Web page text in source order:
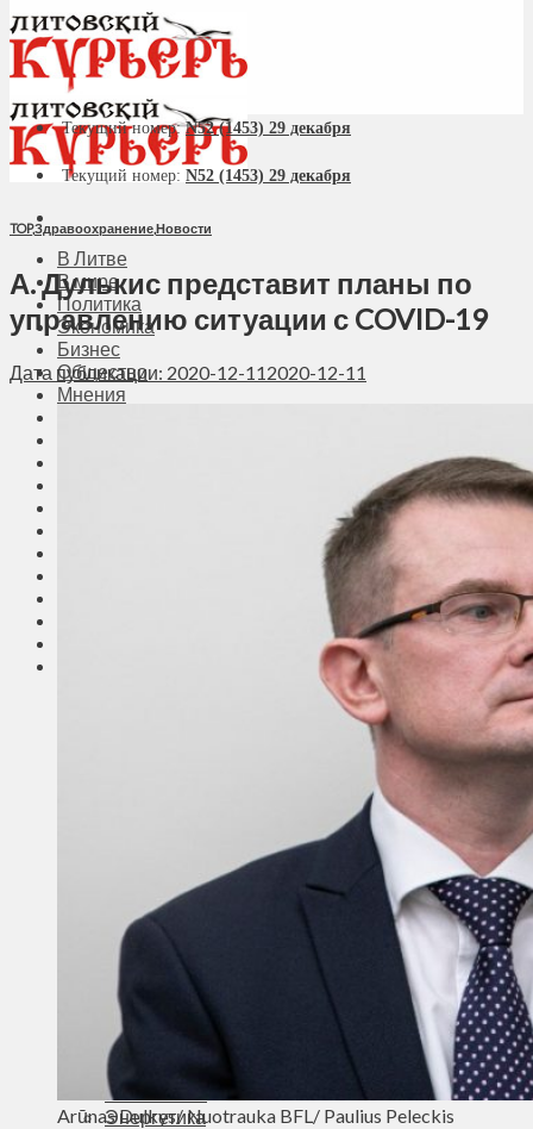
В Литве
В мире
Политика
Экономика
Бизнес
Общество
Мнения
Приграничье
Деньги
Визиты
Выборы
Агроновости
Едим дома
Ищу семью
Духовное пространство
Спорт
Технологии
Энергетика
Текущий номер:N52 (1453) 29 декабря
Текущий номер: N52 (1453) 29 декабря
TOP,Здравоохранение,Новости
А. Дулькис представит планы по
управлению ситуации с COVID-19
Дата публикации: 2020-12-112020-12-11
Arūnas Dulkys/ Nuotrauka BFL/ Paulius Peleckis